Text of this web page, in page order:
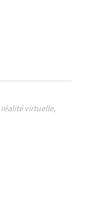
réalité virtuelle,